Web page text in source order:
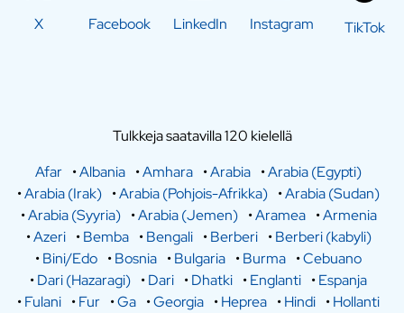
X Facebook LinkedIn Instagram TikTok
Tulkkeja saatavilla 120 kielellä
Afar •Albania •Amhara •Arabia •Arabia (Egypti)
•Arabia (Irak) •Arabia (Pohjois-Afrikka) •Arabia (Sudan)
•Arabia (Syyria) •Arabia (Jemen) •Aramea •Armenia
•Azeri •Bemba •Bengali •Berberi •Berberi (kabyli)
•Bini/Edo •Bosnia •Bulgaria •Burma •Cebuano
•Dari (Hazaragi) •Dari •Dhatki •Englanti •Espanja
•Fulani •Fur •Ga •Georgia •Heprea •Hindi •Hollanti